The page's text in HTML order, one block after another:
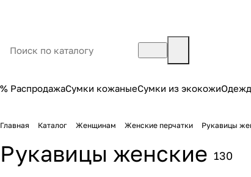
% РаспродажаСумки кожаныеСумки из экокожи
Главная Каталог Женщинам Женские перчатки Рукавицы
Рукавицы женские 130